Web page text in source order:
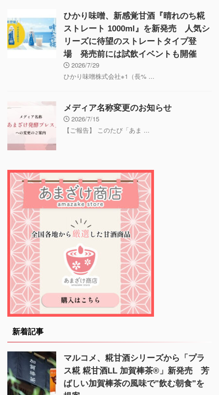
ひかり味噌、新感覚甘酒『晴れのち糀
ストレート 1000ml』を新発売 人気シ
リーズに待望のストレートタイプ登
場 発売前には試飲イベントも開催
2026/7/29
ひかり味噌株式会社※1（長% ...
メディア名称変更のお知らせ
2026/7/15
【ご報告】 このたび「あま ...
新着記事
マルコメ、糀甘酒シリーズから「プラ
ス糀 糀甘酒LL 加賀棒茶®」新発売 芳
ばしい加賀棒茶の風味で"飲む朝食"を